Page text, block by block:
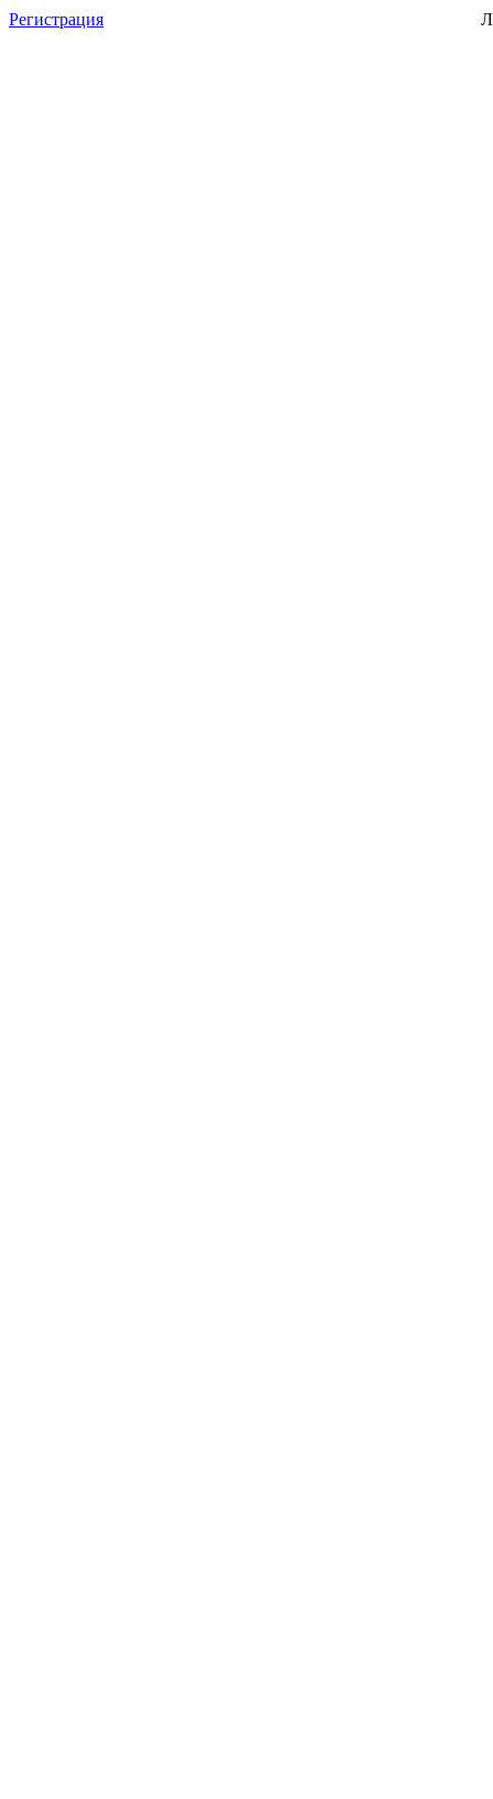
Регистрация